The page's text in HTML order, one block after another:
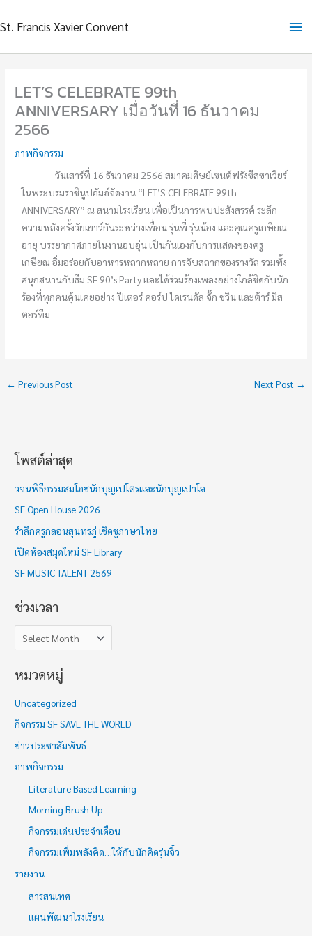
to
St. Francis Xavier Convent
LET’S CELEBRATE 99th
ANNIVERSARY เมื่อวันที่ 16 ธันวาคม
2566
ภาพกิจกรรม
วันเสาร์ที่ 16 ธันวาคม 2566 สมาคมศิษย์เซนต์ฟรังซีสซาเวียร์
ในพระบรมราชินูปถัมภ์จัดงาน “LET’S CELEBRATE 99th
ANNIVERSARY” ณ สนามโรงเรียน เพื่อเป็นการพบปะสังสรรค์ ระลึก
ความหลังครั้งวัยเยาว์กันระหว่างเพื่อน รุ่นพี่ รุ่นน้อง และคุณครูเกษียณ
อายุ บรรยากาศภายในงานอบอุ่น เป็นกันเองกับการแสดงของครู
เกษียณ อิ่มอร่อยกับอาหารหลากหลาย การจับสลากของรางวัล รวมทั้ง
สนุกสนานกับธีม SF 90’s Party และได้ร่วมร้องเพลงอย่างใกล้ชิดกับนัก
ร้องที่ทุกคนคุ้นเคยอย่าง ปีเตอร์ คอร์ป ไดเรนดัล จั๊ก ชวิน และต้าร์ มิส
ตอร์ทีม
← Previous Post Next Post →
โพสต์ล่าสุด
วจนพิธีกรรมสมโภชนักบุญเปโตรและนักบุญเปาโล
SF Open House 2026
รำลึกครูกลอนสุนทรภู่ เชิดชูภาษาไทย
เปิดห้องสมุดใหม่ SF Library
SF MUSIC TALENT 2569
ช่วงเวลา
ช่
ง
เ
ว
ล
า
หมวดหมู่
Uncategorized
กิจกรรม SF SAVE THE WORLD
ข่าวประชาสัมพันธ์
ภาพกิจกรรม
Literature Based Learning
Morning Brush Up
กิจกรรมเด่นประจำเดือน
กิจกรรมเพิ่มพลังคิด…ให้กับนักคิดรุ่นจิ๋ว
รายงาน
สารสนเทศ
แผนพัฒนาโรงเรียน